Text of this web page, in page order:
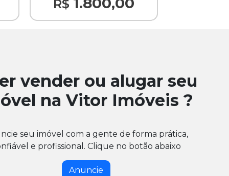
R$
vender ou alugar seu
na Vitor Imóveis ?
seu imóvel com a gente de forma prática,
e profissional. Clique no botão abaixo
Anuncie